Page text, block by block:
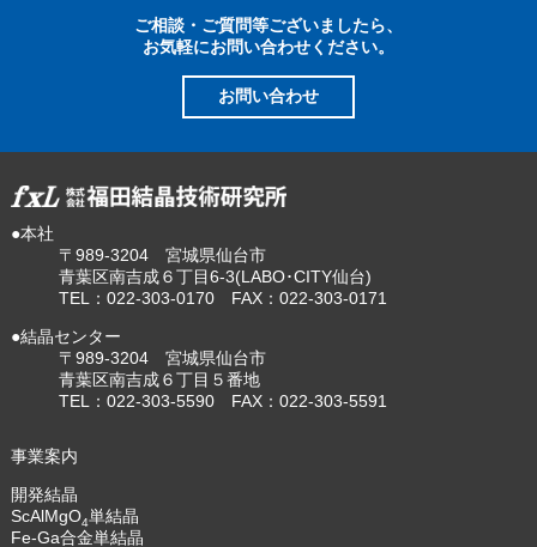
ご相談・ご質問等ございましたら、
お気軽にお問い合わせください。
お問い合わせ
●本社
〒989-3204 宮城県仙台市
青葉区南吉成６丁目6-3(LABO･CITY仙台)
TEL：022-303-0170 FAX：022-303-0171
●結晶センター
〒989-3204 宮城県仙台市
青葉区南吉成６丁目５番地
TEL：022-303-5590 FAX：022-303-5591
事業案内
開発結晶
ScAlMgO4単結晶
Fe-Ga合金単結晶